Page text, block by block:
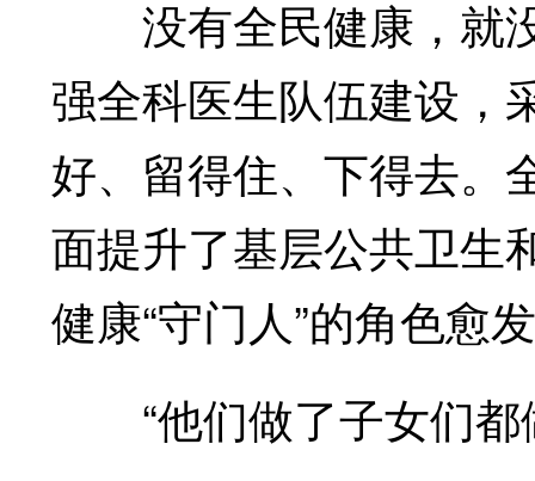
没有全民健康，就
强全科医生队伍建设，
好、留得住、下得去。
面提升了基层公共卫生
健康“守门人”的角色愈
“他们做了子女们都